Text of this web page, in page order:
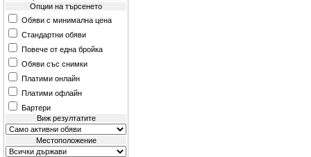
Опции на търсенето
Обяви с минимална цена
Стандартни обяви
Повече от една бройка
Обяви със снимки
Платими онлайн
Платими офлайн
Бартери
Виж резултатите
Местоположение